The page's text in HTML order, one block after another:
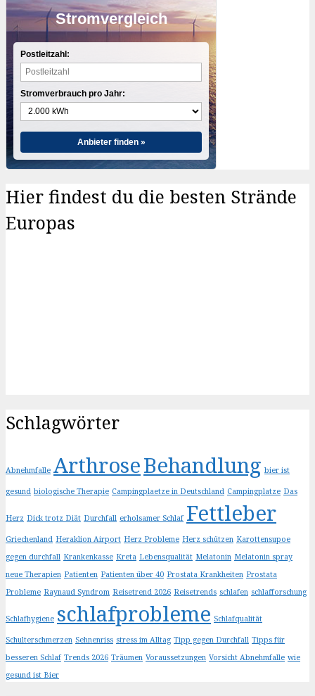
Stromvergleich
Postleitzahl:
Stromverbrauch pro Jahr:
Anbieter finden »
Hier findest du die besten Strände
Europas
Schlagwörter
Abnehmfalle ArthroseBehandlung bier ist
gesund biologische Therapie Campingplaetze in Deutschland Campingplatze Das
Herz Dick trotz Diät Durchfall erholsamer Schlaf Fettleber
Griechenland Heraklion Airport Herz Probleme Herz schützen Karottensupoe
gegen durchfall Krankenkasse Kreta Lebensqualität Melatonin Melatonin spray
neue Therapien Patienten Patienten über 40 Prostata Krankheiten Prostata
Probleme Raynaud Syndrom Reisetrend 2026 Reisetrends schlafen schlafforschung
Schlafhygiene schlafprobleme Schlafqualität
Schulterschmerzen Sehnenriss stress im Alltag Tipp gegen Durchfall Tipps für
besseren Schlaf Trends 2026 Träumen Voraussetzungen Vorsicht Abnehmfalle wie
gesund ist Bier